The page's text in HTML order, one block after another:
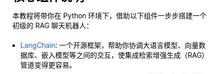
本教程将带你在 Python 环境下，借助以下组件一步步搭建一个
初级的 RAG 聊天机器人：
LangChain: 一个开源框架，帮助你协调大语言模型、向量数
据库、嵌入模型等之间的交互，使集成检索增强生成（RAG）
管道变得更容易。